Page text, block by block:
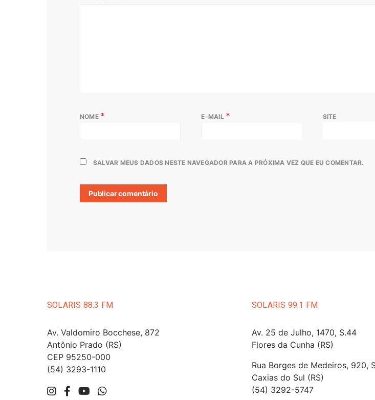
NOME * E-MAIL * SITE
SALVAR MEUS DADOS NESTE NAVEGADOR PARA A PRÓXIMA VEZ QUE EU COMENTAR.
SOLARIS 88.3 FM
Av. Valdomiro Bocchese, 872
Antônio Prado (RS)
CEP 95250-000
(54) 3293-1110
SOLARIS 99.1 FM
Av. 25 de Julho, 1470, S.44
Flores da Cunha (RS)
Rua Borges de Medeiros, 920,
Caxias do Sul (RS)
(54) 3292-5747